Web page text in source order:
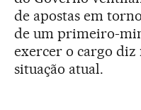
de apostas em
de um primeiro-
exercer o cargo
situação atual.